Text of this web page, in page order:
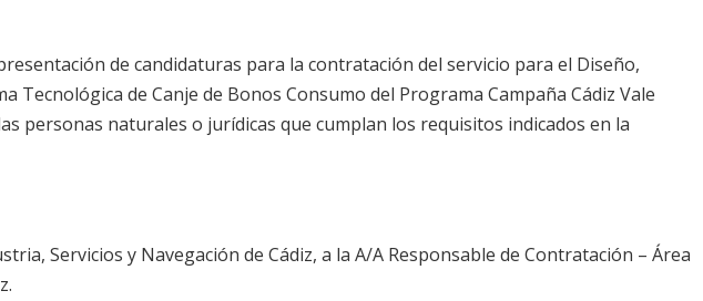
de candidaturas para la contratación del servicio para el Diseño,
Tecnológica de Canje de Bonos Consumo del Programa Campaña Cádiz Vale
personas naturales o jurídicas que cumplan los requisitos indicados en la
Servicios y Navegación de Cádiz, a la A/A Responsable de Contratación – Área